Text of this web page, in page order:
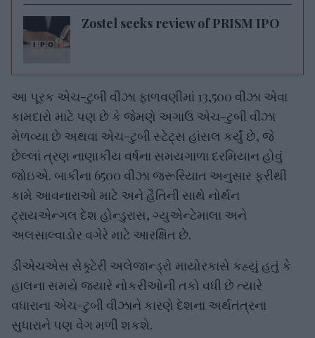
Zostel seeks review of PRISM IPO
આ પૂરક એચ-ટુબી વીઝા ફાળવણીમાં 13,500 વીઝા એવા
કામદારો માટે પણ છે કે જેમણે અગાઉ એચ-ટુબી વીઝા
મેળવ્યા છે અથવા એચ-ટુબી સ્ટેટ્સ હાંસલ કર્યું છે, જે
છેલ્લાં ત્રણ નાણાકીય વર્ષના સમયગાળા દરમિયાન હોવું
જોઇએ. બાકીના 6500 વીઝા જરૂરિયાત અનુસાર ફરીથી
કામે આવનારાઓ માટે અને હૈતિની સાથે નોર્થન
ટ્રાયએન્ગલ દેશ હોન્ડુરાસ, ગ્યુએન્ટેમાલા અને
અલસાલ્વાડોર વગેરે માટે આરક્ષિત છે.
ડીએચએસ સેક્ર્ટેરી અલેજાન્ડ્રો માયોરકાસે કહ્યું હતું કે
હાલના સમયે જ્યારે નોકરીઓની તકો વધી છે ત્યારે
વધારાના એચ-ટુબી વીઝાને કારણે દેશના અર્થતંત્રના
સુધારાને પણ વેગ મળી શકશે.